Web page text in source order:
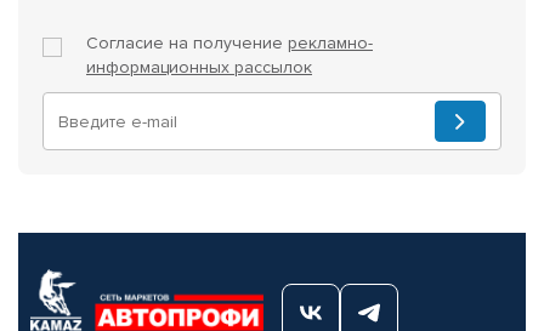
Согласие на получение рекламно-
информационных рассылок